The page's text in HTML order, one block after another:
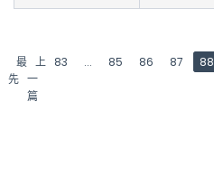
最
先
上
一
篇
83 ... 85 86 87 88